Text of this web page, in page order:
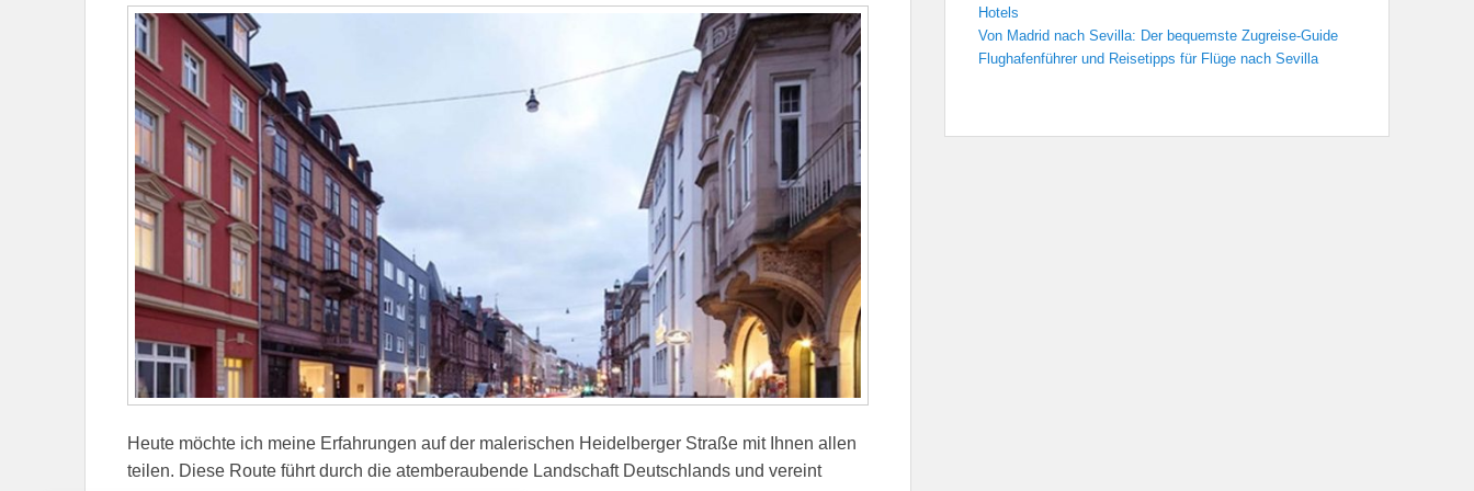
Heute möchte ich meine Erfahrungen auf der malerischen Heidelberger Straße mit Ihnen allen
teilen. Diese Route führt durch die atemberaubende Landschaft Deutschlands und vereint
Hotels
Von Madrid nach Sevilla: Der bequemste Zugreise-Guide
Flughafenführer und Reisetipps für Flüge nach Sevilla